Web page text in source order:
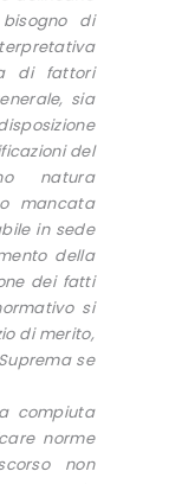
di
di fattori
sia
del
natura
mancata
in sede
della
dei fatti
si
di merito,
se
compiuta
norme
non